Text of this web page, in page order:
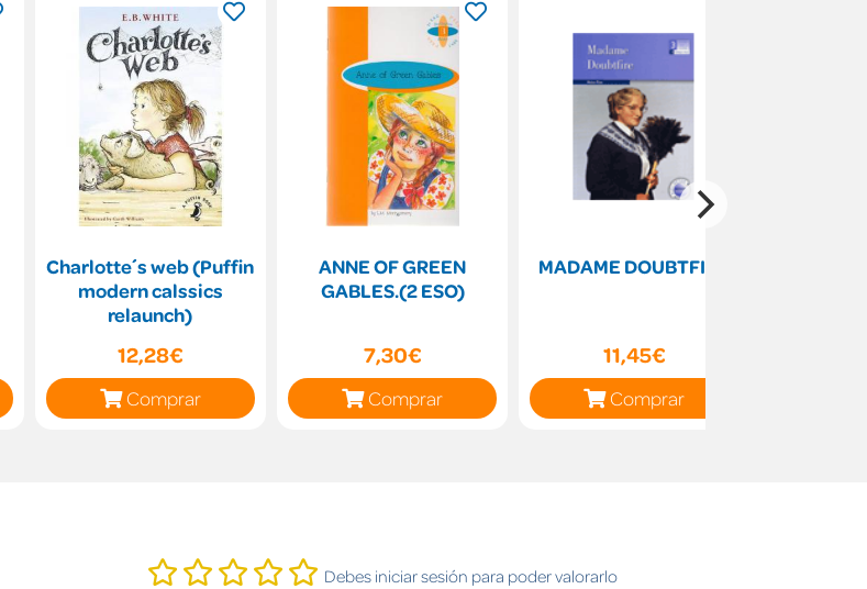
Charlotte´s web (Puffin
modern calssics
relaunch)
12,28€
Comprar
ANNE OF GREEN
GABLES.(2 ESO)
7,30€
Comprar
MADAME DOUBTFIRE
11,45€
Comprar
Debes iniciar sesión para poder valorarlo